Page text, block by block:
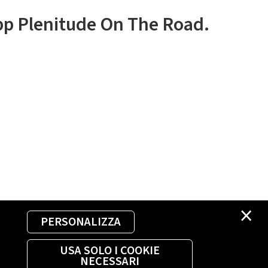
×
PERSONALIZZA
USA SOLO I COOKIE
NECESSARI
Plenitude On The Road.